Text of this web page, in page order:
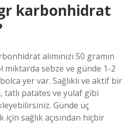
karbonhidrat
alımınızı 50 gramın
miktarda sebze ve günde 1-2
yer var. Sağlıklı ve aktif bir
tatlı patates ve yulaf gibi
Günde üç
sağlık açısından hiçbir